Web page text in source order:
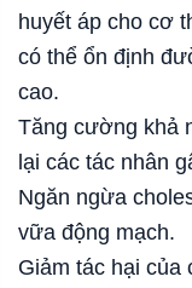
huyết áp cho cơ
có thể ổn định
cao.
Tăng cường khả
lại các tác nhân
Ngăn ngừa
vữa động mạch.
Giảm tác hại của